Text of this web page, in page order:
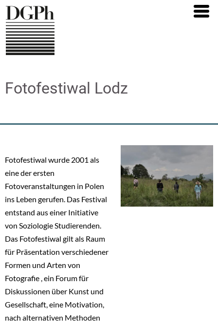
Direkt
zum
Inhalt
Fotofestiwal Lodz
Fotofestiwal wurde 2001 als
eine der ersten
Fotoveranstaltungen in Polen
ins Leben gerufen. Das Festival
entstand aus einer Initiative
von Soziologie Studierenden.
Das Fotofestiwal gilt als Raum
für Präsentation verschiedener
Formen und Arten von
Fotografie , ein Forum für
Diskussionen über Kunst und
Gesellschaft, eine Motivation,
nach alternativen Methoden